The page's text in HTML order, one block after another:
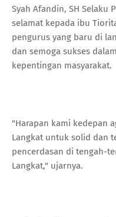
Syah Afandin, SH Selaku
selamat kepada ibu
pengurus yang baru di
dan semoga sukses
kepentingan masyarakat.
"Harapan kami kedepan
Langkat untuk solid dan
pencerdasan di tengah-
Langkat," ujarnya.